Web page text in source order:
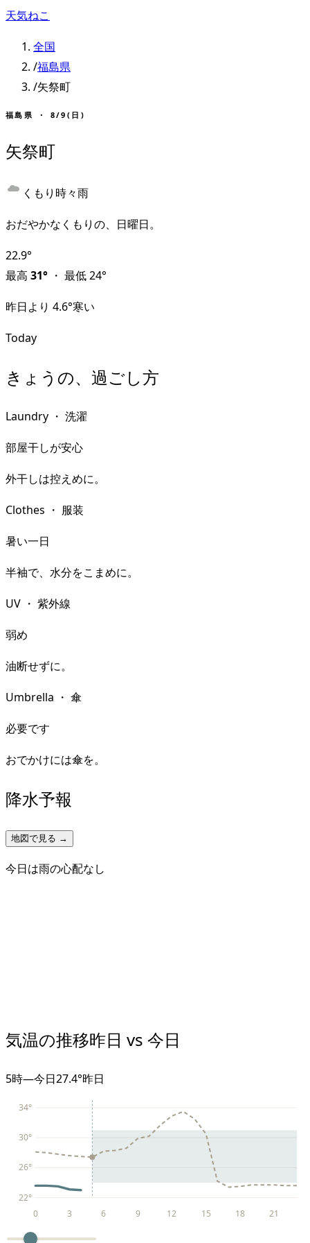
天気ねこ
全国
/福島県
/矢祭町
福島県 ・ 8/9(日)
矢祭町
くもり時々雨
おだやかなくもりの、日曜日。
22.9°
最高 31° ・ 最低24°
昨日より 4.6°寒い
Today
きょうの、過ごし方
Laundry ・ 洗濯
部屋干しが安心
外干しは控えめに。
Clothes ・ 服装
暑い一日
半袖で、水分をこまめに。
UV ・ 紫外線
弱め
油断せずに。
Umbrella ・ 傘
必要です
おでかけには傘を。
降水予報
地図で見る →
今日は雨の心配なし
気温の推移昨日 vs 今日
5時—今日27.4°昨日
22°
26°
30°
34°
0 3 6 9 12 15 18 21